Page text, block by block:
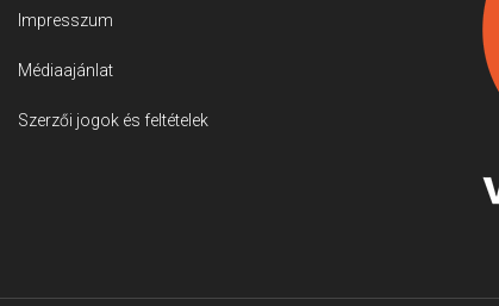
Impresszum
Médiaajánlat
Szerzői jogok és feltételek